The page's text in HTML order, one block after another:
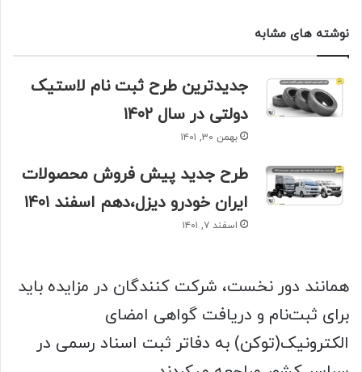
نوشته های مشابه
جدیدترین طرح ثبت نام لاستیک
دولتی در سال ۱۴۰۲
بهمن ۳۰, ۱۴۰۱
طرح جدید پیش فروش محصولات
ایران خودرو دیزل،دهم اسفند ۱۴۰۱
اسفند ۷, ۱۴۰۱
همانند دور نخست، شرکت کنندگان در مزایده باید
برای ثبت‌نام و دریافت گواهی امضای
الکترونیک(توکن) به دفاتر ثبت اسناد رسمی در